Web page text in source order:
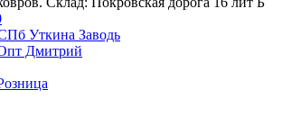
Уткина Заводь
Дмитрий